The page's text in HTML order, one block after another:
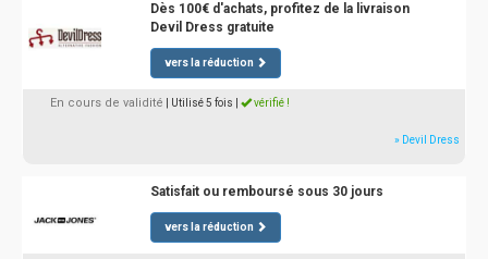
Dès 100€ d'achats, profitez de la livraison
Devil Dress gratuite
vers la réduction
En cours de validité | Utilisé 5 fois vérifié !
» Devil Dress
Satisfait ou remboursé sous 30 jours
vers la réduction